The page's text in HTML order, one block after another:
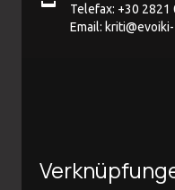
Telefax: +30 2821
Email: